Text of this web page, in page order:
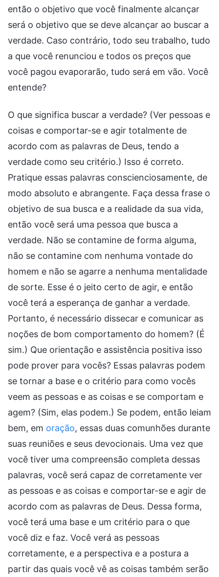
então o objetivo que você finalmente alcançar
será o objetivo que se deve alcançar ao buscar a
verdade. Caso contrário, todo seu trabalho, tudo
a que você renunciou e todos os preços que
você pagou evaporarão, tudo será em vão. Você
entende?
O que significa buscar a verdade? (Ver pessoas e
coisas e comportar-se e agir totalmente de
acordo com as palavras de Deus, tendo a
verdade como seu critério.) Isso é correto.
Pratique essas palavras conscienciosamente, de
modo absoluto e abrangente. Faça dessa frase o
objetivo de sua busca e a realidade da sua vida,
então você será uma pessoa que busca a
verdade. Não se contamine de forma alguma,
não se contamine com nenhuma vontade do
homem e não se agarre a nenhuma mentalidade
de sorte. Esse é o jeito certo de agir, e então
você terá a esperança de ganhar a verdade.
Portanto, é necessário dissecar e comunicar as
noções de bom comportamento do homem? (É
sim.) Que orientação e assistência positiva isso
pode prover para vocês? Essas palavras podem
se tornar a base e o critério para como vocês
veem as pessoas e as coisas e se comportam e
agem? (Sim, elas podem.) Se podem, então leiam
bem, em oração, essas duas comunhões durante
suas reuniões e seus devocionais. Uma vez que
você tiver uma compreensão completa dessas
palavras, você será capaz de corretamente ver
as pessoas e as coisas e comportar-se e agir de
acordo com as palavras de Deus. Dessa forma,
você terá uma base e um critério para o que
você diz e faz. Você verá as pessoas
corretamente, e a perspectiva e a postura a
partir das quais você vê as coisas também serão